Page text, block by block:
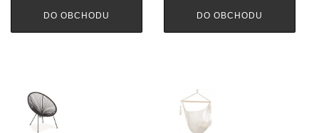
DO OBCHODU DO OBCHODU